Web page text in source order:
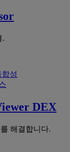
.
성
DEX
해결합니다.